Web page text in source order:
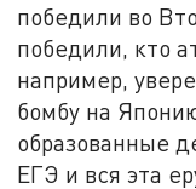
победили во
победили, кто
например,
бомбу на
образованные
ЕГЭ и вся эта